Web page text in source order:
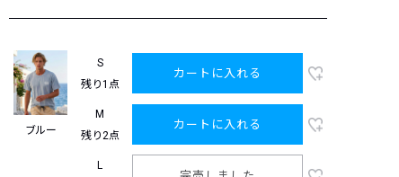
ブルー
S
残り1点
カートに入れる
M
残り2点
カートに入れる
L